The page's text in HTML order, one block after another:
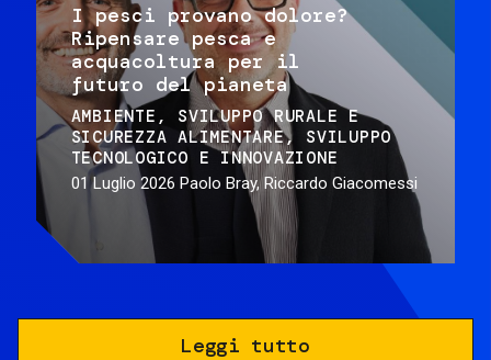
I pesci provano dolore?
Ripensare pesca e
acquacoltura per il
futuro del pianeta
AMBIENTE
SVILUPPO RURALE E
SICUREZZA ALIMENTARE
SVILUPPO
TECNOLOGICO E INNOVAZIONE
01 Luglio 2026 Paolo Bray, Riccardo Giacomessi
Leggi tutto